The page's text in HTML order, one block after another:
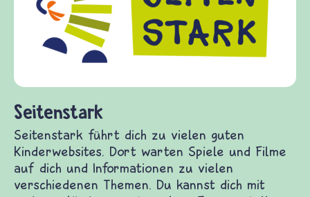
Gewalt informiert
diesem
fragen.de bietet
und Frieden, Streit